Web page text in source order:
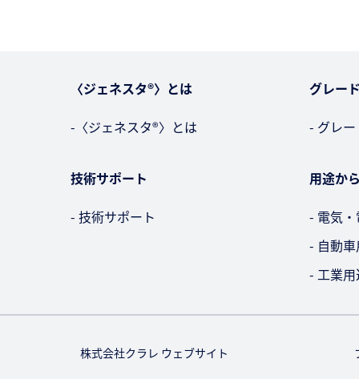
〈ジェネスタ®〉とは
-〈ジェネスタ®〉とは
技術サポート
- 技術サポート
グレー
- グレ
用途か
- 電気
- 自動
- 工業
株式会社クラレ ウェブサイト